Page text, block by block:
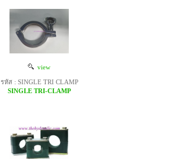
view
รหัส : SINGLE TRI CLAMP
SINGLE TRI-CLAMP